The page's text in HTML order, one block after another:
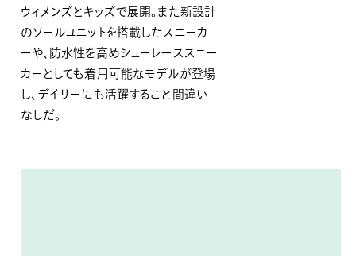
ウィメンズとキッズで展開。また新設計
のソールユニットを搭載したスニーカ
ーや、防水性を高めシューレーススニー
カーとしても着用可能なモデルが登場
し、デイリーにも活躍すること間違い
なしだ。